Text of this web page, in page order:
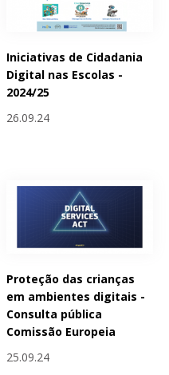
Iniciativas de Cidadania
Digital nas Escolas -
2024/25
26.09.24
Proteção das crianças
em ambientes digitais -
Consulta pública
Comissão Europeia
25.09.24